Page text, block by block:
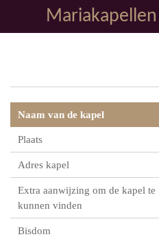
direct
Naam van de kapel
Plaats
Adres kapel
Extra aanwijzing om de kapel te
kunnen vinden
Bisdom